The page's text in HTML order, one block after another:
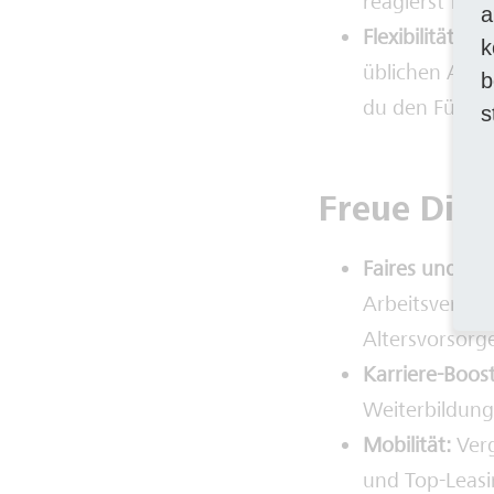
Flexibilität:
üblichen
du den
Freue
Faires und
Karriere-
Mobilität:
und Top-